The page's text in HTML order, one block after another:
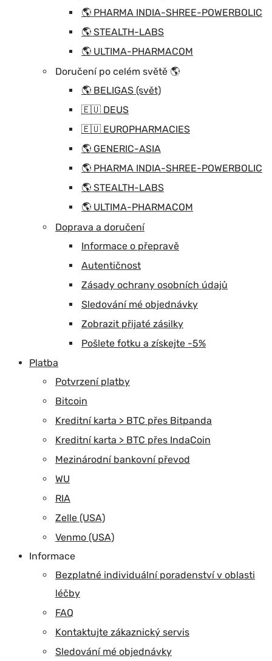
🌎 PHARMA INDIA-SHREE-POWERBOLIC
🌎 STEALTH-LABS
🌎 ULTIMA-PHARMACOM
Doručení po celém světě 🌎
🌎 BELIGAS (svět)
🇪🇺 DEUS
🇪🇺 EUROPHARMACIES
🌎 GENERIC-ASIA
🌎 PHARMA INDIA-SHREE-POWERBOLIC
🌎 STEALTH-LABS
🌎 ULTIMA-PHARMACOM
Doprava a doručení
Informace o přepravě
Autentičnost
Zásady ochrany osobních údajů
Sledování mé objednávky
Zobrazit přijaté zásilky
Pošlete fotku a získejte -5%
Platba
Potvrzení platby
Bitcoin
Kreditní karta > BTC přes Bitpanda
Kreditní karta > BTC přes IndaCoin
Mezinárodní bankovní převod
WU
RIA
Zelle (USA)
Venmo (USA)
Informace
Bezplatné individuální poradenství v oblasti
léčby
FAQ
Kontaktujte zákaznický servis
Sledování mé objednávky